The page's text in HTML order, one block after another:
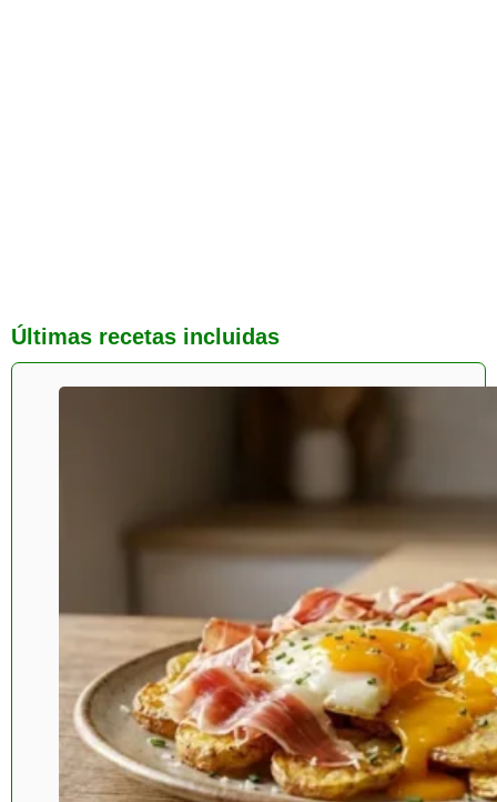
Últimas recetas incluidas